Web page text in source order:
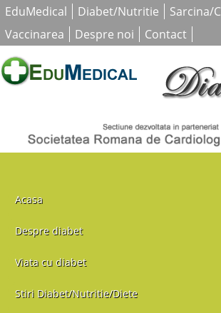
EduMedical Diabet/Nutritie Sarcina/
Vaccinarea
Despre noi Contact
Acasa
Despre diabet
Viata cu diabet
Stiri Diabet/Nutritie/Diete